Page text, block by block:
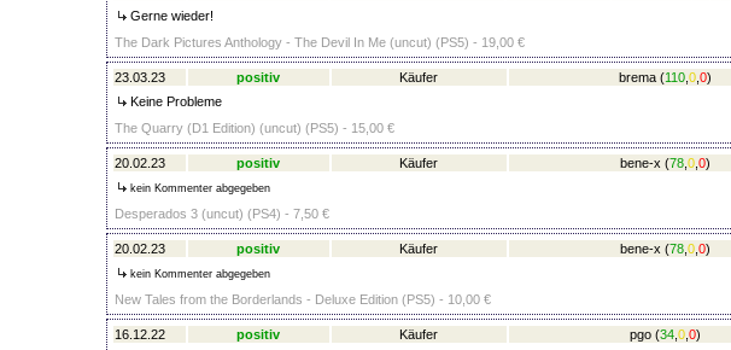
Gerne wieder!
The Dark Pictures Anthology - The Devil In Me (uncut) (PS5) - 19,00 €
23.03.23 positiv Käufer brema (110 0 0)
Keine Probleme
The Quarry (D1 Edition) (uncut) (PS5) - 15,00 €
20.02.23 positiv Käufer bene-x (78 0 0)
kein Kommenter abgegeben
Desperados 3 (uncut) (PS4) - 7,50 €
20.02.23 positiv Käufer bene-x (78 0 0)
kein Kommenter abgegeben
New Tales from the Borderlands - Deluxe Edition (PS5) - 10,00 €
16.12.22 positiv Käufer pgo (34 0 0)